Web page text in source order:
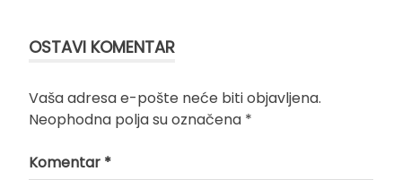
OSTAVI KOMENTAR
Vaša adresa e-pošte neće biti objavljena.
Neophodna polja su označena *
Komentar *